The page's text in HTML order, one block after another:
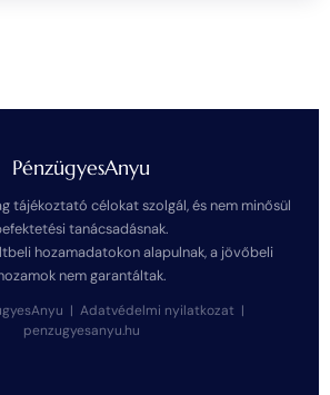
PénzügyesAnyu
tájékoztató célokat szolgál, és nem minősül
tanácsadásnak.
hozamadatokon alapulnak, a jövőbeli
nem garantáltak.
| Adatvédelmi nyilatkozat |
penzugyesanyu.hu